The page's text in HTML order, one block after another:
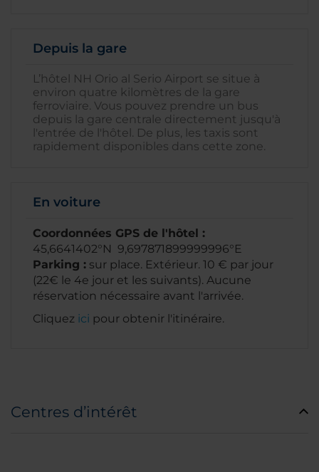
Depuis la gare
L’hôtel NH Orio al Serio Airport se situe à
environ quatre kilomètres de la gare
ferroviaire. Vous pouvez prendre un bus
depuis la gare centrale directement jusqu'à
l'entrée de l'hôtel. De plus, les taxis sont
rapidement disponibles dans cette zone.
En voiture
Coordonnées GPS de l'hôtel :
45,6641402°N 9,697871899999996°E
Parking : sur place. Extérieur. 10 € par jour
(22€ le 4e jour et les suivants). Aucune
réservation nécessaire avant l'arrivée.
Cliquez ici pour obtenir l'itinéraire.
Centres d’intérêt